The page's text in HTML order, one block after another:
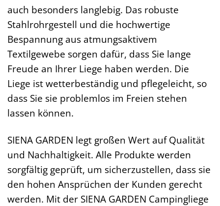
auch besonders langlebig. Das robuste
Stahlrohrgestell und die hochwertige
Bespannung aus atmungsaktivem
Textilgewebe sorgen dafür, dass Sie lange
Freude an Ihrer Liege haben werden. Die
Liege ist wetterbeständig und pflegeleicht, so
dass Sie sie problemlos im Freien stehen
lassen können.
SIENA GARDEN legt großen Wert auf Qualität
und Nachhaltigkeit. Alle Produkte werden
sorgfältig geprüft, um sicherzustellen, dass sie
den hohen Ansprüchen der Kunden gerecht
werden. Mit der SIENA GARDEN Campingliege